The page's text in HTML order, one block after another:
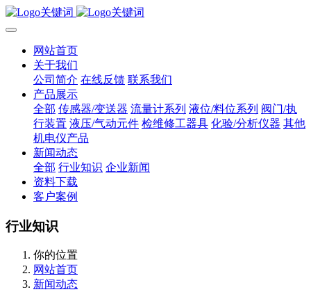
网站首页
关于我们
公司简介 在线反馈 联系我们
产品展示
全部 传感器/变送器 流量计系列 液位/料位系列 阀门/执
行装置 液压/气动元件 检维修工器具 化验/分析仪器 其他
机电仪产品
新闻动态
全部 行业知识 企业新闻
资料下载
客户案例
行业知识
你的位置
网站首页
新闻动态